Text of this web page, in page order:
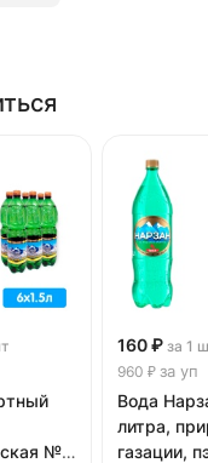
№2
160 ₽ за 1
960 ₽ за уп
Вода
литра,
газации,